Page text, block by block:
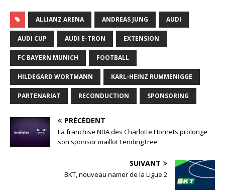
ALLIANZ ARENA ANDREAS JUNG AUDI
AUDI CUP AUDI E-TRON EXTENSION
FC BAYERN MUNICH FOOTBALL
HILDEGARD WORTMANN KARL-HEINZ RUMMENIGGE
PARTENARIAT RECONDUCTION SPONSORING
PRÉCÉDENT
La franchise NBA des Charlotte Hornets prolonge
son sponsor maillot LendingTree
SUIVANT
BKT, nouveau namer de la Ligue 2